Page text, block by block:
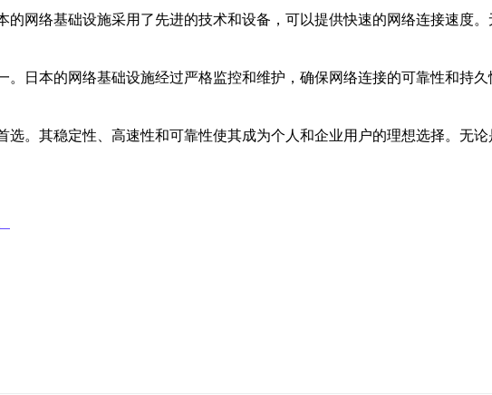
的网络基础设施采用了先进的技术和设备，可以提供快速的网络连接速度
。日本的网络基础设施经过严格监控和维护，确保网络连接的可靠性和持
选。其稳定性、高速性和可靠性使其成为个人和企业用户的理想选择。无